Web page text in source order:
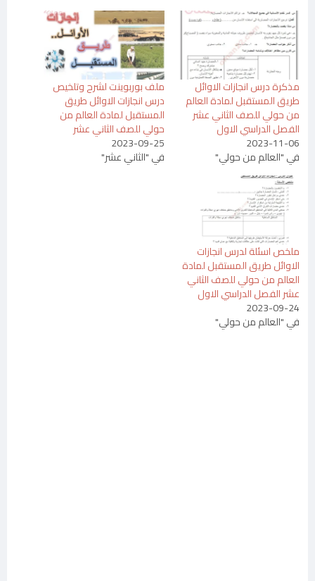
مذكرة درس انجازات الاوائل
طريق المستقبل لمادة العالم
من حولي للصف الثاني عشر
الفصل الدراسي الاول
2023-11-06
في "العالم من حولي"
ملف بوربوينت لشرح وتلخيص
درس انجازات الاوائل طريق
المستقبل لمادة العالم من
حولي للصف الثاني عشر
2023-09-25
في "الثاني عشر"
ملخص اسئلة لدرس انجازات
الاوائل طريق المستقبل لمادة
العالم من حولي للصف الثاني
عشر الفصل الدراسي الاول
2023-09-24
في "العالم من حولي"